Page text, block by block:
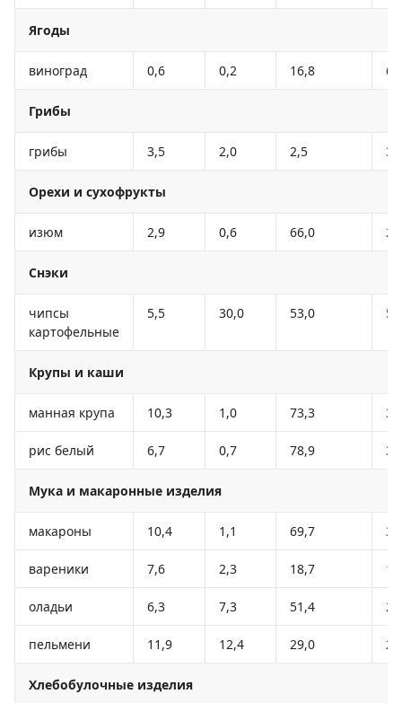
Ягоды
виноград 0,6 0,2 16,8 65
Грибы
грибы 3,5 2,0 2,5 30
Орехи и сухофрукты
изюм 2,9 0,6 66,0
Снэки
чипсы
картофельные
5,5 30,0 53,0
Крупы и каши
манная крупа 10,3 1,0 73,3
рис белый 6,7 0,7 78,9
Мука и макаронные изделия
макароны 10,4 1,1 69,7
вареники 7,6 2,3 18,7
оладьи 6,3 7,3 51,4
пельмени 11,9 12,4 29,0
Хлебобулочные изделия